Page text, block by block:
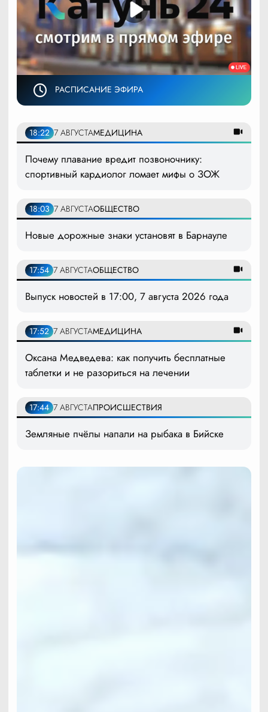
РАСПИСАНИЕ ЭФИРА
18:22 7 АВГУСТАМЕДИЦИНА
Почему плавание вредит позвоночнику:
спортивный кардиолог ломает мифы о ЗОЖ
18:03 7 АВГУСТАОБЩЕСТВО
Новые дорожные знаки установят в Барнауле
17:54 7 АВГУСТАОБЩЕСТВО
Выпуск новостей в 17:00, 7 августа 2026 года
17:52 7 АВГУСТАМЕДИЦИНА
Оксана Медведева: как получить бесплатные
таблетки и не разориться на лечении
17:44 7 АВГУСТАПРОИСШЕСТВИЯ
Земляные пчёлы напали на рыбака в Бийске